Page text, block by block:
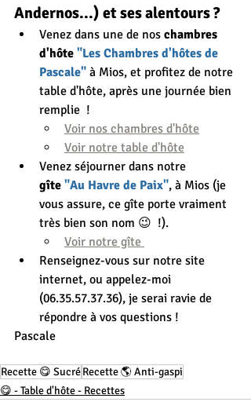
Andernos...) et ses alentours ?
Venez dans une de nos chambres
d'hôte "Les Chambres d'hôtes de
Pascale" à Mios, et profitez de notre
table d'hôte, après une journée bien
remplie  !
Voir nos chambres d'hôte
Voir notre table d'hôte
Venez séjourner dans notre
gîte "Au Havre de Paix", à Mios (je
vous assure, ce gîte porte vraiment
très bien son nom 😉  !).
Voir notre gîte
Renseignez-vous sur notre site
internet, ou appelez-moi
(06.35.57.37.36), je serai ravie de
répondre à vos questions !
Pascale
Recette 😋 SucréRecette 🌎 Anti-gaspi
😋 - Table d'hôte - Recettes